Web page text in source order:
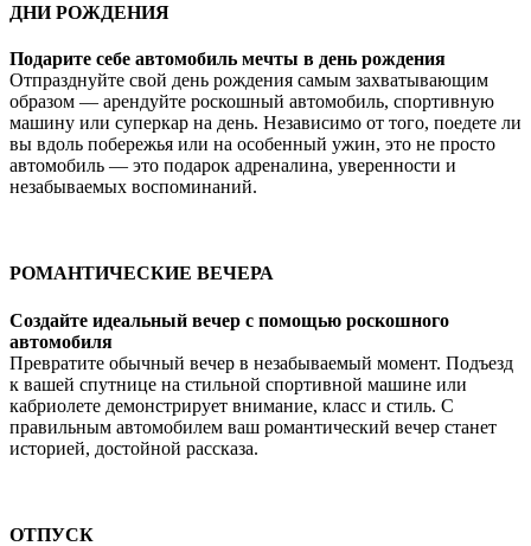
ДНИ РОЖДЕНИЯ
Подарите себе автомобиль мечты в день рождения
Отпразднуйте свой день рождения самым захватывающим
образом — арендуйте роскошный автомобиль, спортивную
машину или суперкар на день. Независимо от того, поедете ли
вы вдоль побережья или на особенный ужин, это не просто
автомобиль — это подарок адреналина, уверенности и
незабываемых воспоминаний.
РОМАНТИЧЕСКИЕ ВЕЧЕРА
Создайте идеальный вечер с помощью роскошного
автомобиля
Превратите обычный вечер в незабываемый момент. Подъезд
к вашей спутнице на стильной спортивной машине или
кабриолете демонстрирует внимание, класс и стиль. С
правильным автомобилем ваш романтический вечер станет
историей, достойной рассказа.
ОТПУСК